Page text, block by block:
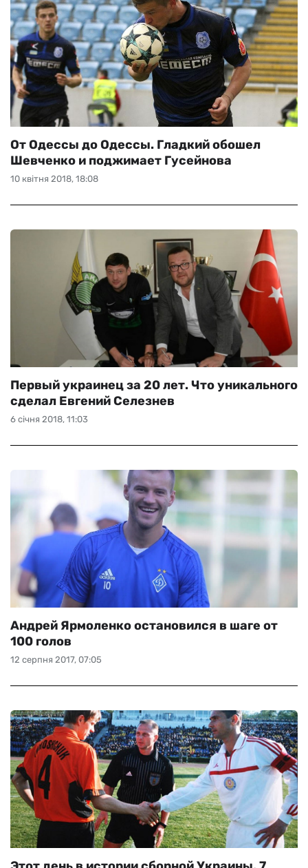
10 квітня 2018, 18:08
От Одессы до Одессы. Гладкий обошел
Шевченко и поджимает Гусейнова
6 січня 2018, 11:03
Первый украинец за 20 лет. Что уникального
сделал Евгений Селезнев
12 серпня 2017, 07:05
Андрей Ярмоленко остановился в шаге от
100 голов